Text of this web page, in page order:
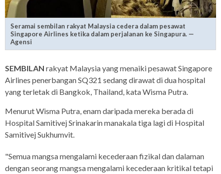
Seramai sembilan rakyat Malaysia cedera dalam pesawat
Singapore Airlines ketika dalam perjalanan ke Singapura. —
Agensi
SEMBILAN rakyat Malaysia yang menaiki pesawat Singapore
Airlines penerbangan SQ321 sedang dirawat di dua hospital
yang terletak di Bangkok, Thailand, kata Wisma Putra.
Menurut Wisma Putra, enam daripada mereka berada di
Hospital Samitivej Srinakarin manakala tiga lagi di Hospital
Samitivej Sukhumvit.
"Semua mangsa mengalami kecederaan fizikal dan dalaman
dengan seorang mangsa mengalami kecederaan kritikal tetapi